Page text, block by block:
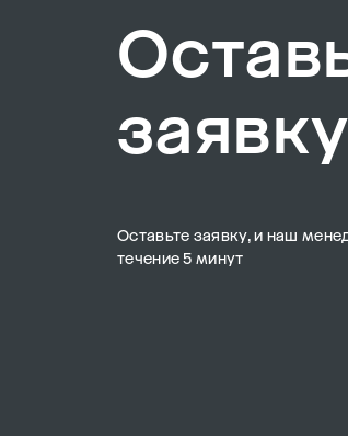
заявку
Оставьте заявку, и наш
течение 5 минут